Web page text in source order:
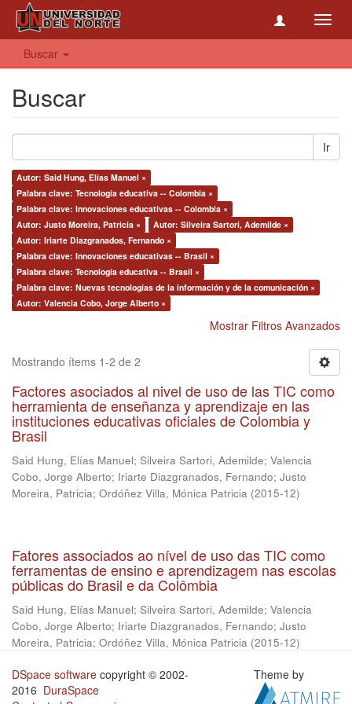
Buscar
Buscar
Ir
Autor: Said Hung, Elías Manuel ×
Palabra clave: Tecnología educativa -- Colombia ×
Palabra clave: Innovaciones educativas -- Colombia ×
Autor: Justo Moreira, Patricia ×
Autor: Silveira Sartori, Ademilde ×
Autor: Iriarte Diazgranados, Fernando ×
Palabra clave: Innovaciones educativas -- Brasil ×
Palabra clave: Tecnología educativa -- Brasil ×
Palabra clave: Nuevas tecnologías de la información y de la comunicación ×
Autor: Valencia Cobo, Jorge Alberto ×
Mostrar Filtros Avanzados
Mostrando ítems 1-2 de 2
Factores asociados al nivel de uso de las TIC como
herramienta de enseñanza y aprendizaje en las
instituciones educativas oficiales de Colombia y
Brasil
Said Hung, Elías Manuel; Silveira Sartori, Ademilde; Valencia
Cobo, Jorge Alberto; Iriarte Diazgranados, Fernando; Justo
Moreira, Patricia; Ordóñez Villa, Mónica Patricia (2015-12)
Fatores associados ao nível de uso das TIC como
ferramentas de ensino e aprendizagem nas escolas
públicas do Brasil e da Colômbia
Said Hung, Elías Manuel; Silveira Sartori, Ademilde; Valencia
Cobo, Jorge Alberto; Iriarte Diazgranados, Fernando; Justo
Moreira, Patricia; Ordóñez Villa, Mónica Patricia (2015-12)
DSpace software copyright © 2002-
2016 DuraSpace
Theme by